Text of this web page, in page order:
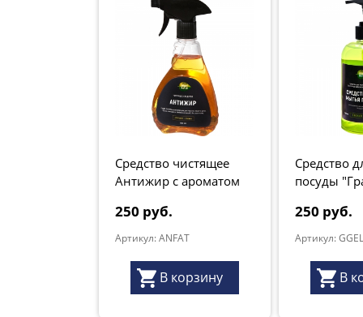
Средство чистящее
Антижир с ароматом
серия "Грант Натур",
500мл
250 руб.
Артикул: ANFAT
В корзину
Средство
посуды
250 руб.
Артикул:
В